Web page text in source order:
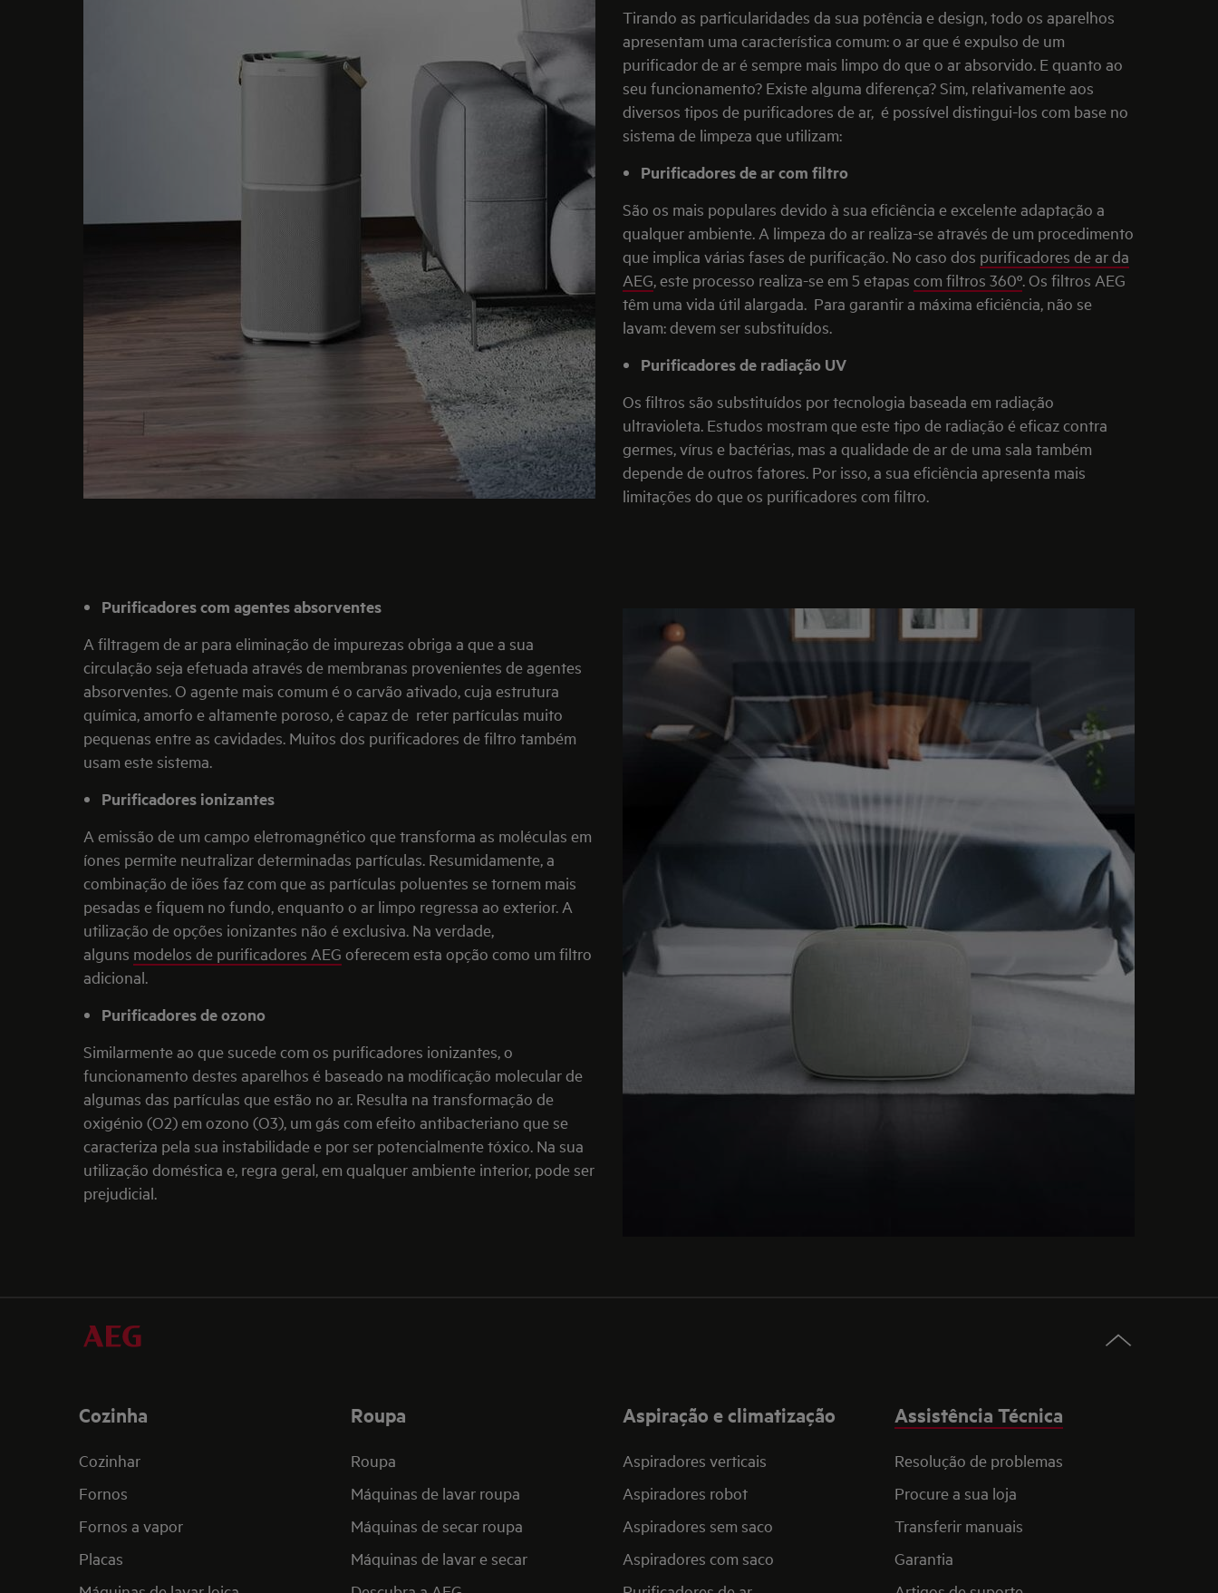
Tirando as particularidades da sua potência e design, todo os aparelhos
apresentam uma característica comum: o ar que é expulso de um
purificador de ar é sempre mais limpo do que o ar absorvido. E quanto ao
seu funcionamento? Existe alguma diferença? Sim, relativamente aos
diversos tipos de purificadores de ar, é possível distingui-los com base no
sistema de limpeza que utilizam:
Purificadores de ar com filtro
São os mais populares devido à sua eficiência e excelente adaptação a
qualquer ambiente. A limpeza do ar realiza-se através de um procedimento
que implica várias fases de purificação. No caso dos purificadores de ar da
AEG, este processo realiza-se em 5 etapas com filtros 360º. Os filtros AEG
têm uma vida útil alargada. Para garantir a máxima eficiência, não se
lavam: devem ser substituídos.
Purificadores de radiação UV
Os filtros são substituídos por tecnologia baseada em radiação
ultravioleta. Estudos mostram que este tipo de radiação é eficaz contra
germes, vírus e bactérias, mas a qualidade de ar de uma sala também
depende de outros fatores. Por isso, a sua eficiência apresenta mais
limitações do que os purificadores com filtro.
Purificadores com agentes absorventes
A filtragem de ar para eliminação de impurezas obriga a que a sua
circulação seja efetuada através de membranas provenientes de agentes
absorventes. O agente mais comum é o carvão ativado, cuja estrutura
química, amorfo e altamente poroso, é capaz de reter partículas muito
pequenas entre as cavidades. Muitos dos purificadores de filtro também
usam este sistema.
Purificadores ionizantes
A emissão de um campo eletromagnético que transforma as moléculas em
íones permite neutralizar determinadas partículas. Resumidamente, a
combinação de iões faz com que as partículas poluentes se tornem mais
pesadas e fiquem no fundo, enquanto o ar limpo regressa ao exterior. A
utilização de opções ionizantes não é exclusiva. Na verdade,
alguns modelos de purificadores AEG oferecem esta opção como um filtro
adicional.
Purificadores de ozono
Similarmente ao que sucede com os purificadores ionizantes, o
funcionamento destes aparelhos é baseado na modificação molecular de
algumas das partículas que estão no ar. Resulta na transformação de
oxigénio (O2) em ozono (O3), um gás com efeito antibacteriano que se
caracteriza pela sua instabilidade e por ser potencialmente tóxico. Na sua
utilização doméstica e, regra geral, em qualquer ambiente interior, pode ser
prejudicial.
Cozinha
Cozinhar
Fornos
Fornos a vapor
Placas
Roupa
Roupa
Máquinas de lavar roupa
Máquinas de secar roupa
Máquinas de lavar e secar
Aspiração e climatização
Aspiradores verticais
Aspiradores robot
Aspiradores sem saco
Aspiradores com saco
Assistência Técnica
Resolução de problemas
Procure a sua loja
Transferir manuais
Garantia